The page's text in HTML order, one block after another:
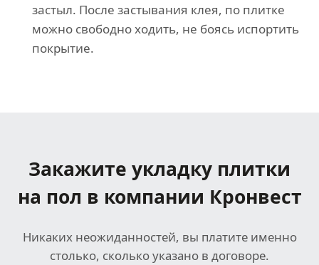
застыл. После застывания клея, по плитке
можно свободно ходить, не боясь испортить
покрытие.
Закажите укладку плитки
на пол в компании Кронвест
Никаких неожиданностей, вы платите именно
столько, сколько указано в договоре.